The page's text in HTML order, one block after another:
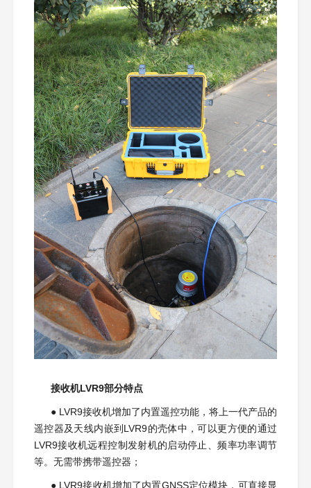
接收机LVR9部分特点
● LVR9接收机增加了内置遥控功能，将上一代产品的
遥控器及天线内嵌到LVR9的壳体中，可以更方便的通过
LVR9接收机远程控制发射机的启动停止、频率功率调节
等。无需带携带遥控器；
● LVR9接收机增加了内置GNSS定位模块，可直接显